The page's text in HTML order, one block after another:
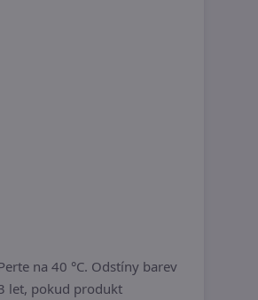
na 40 °C. Odstíny barev
let, pokud produkt